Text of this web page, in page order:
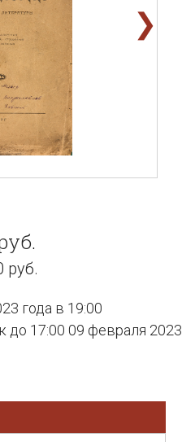
❯
руб.
года в 19:00
до 17:00 09 февраля 2023